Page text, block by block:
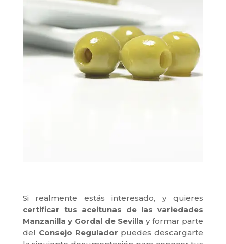
Si realmente estás interesado, y quieres
certificar tus aceitunas de las variedades
Manzanilla y Gordal de Sevilla y formar parte
del Consejo Regulador puedes descargarte